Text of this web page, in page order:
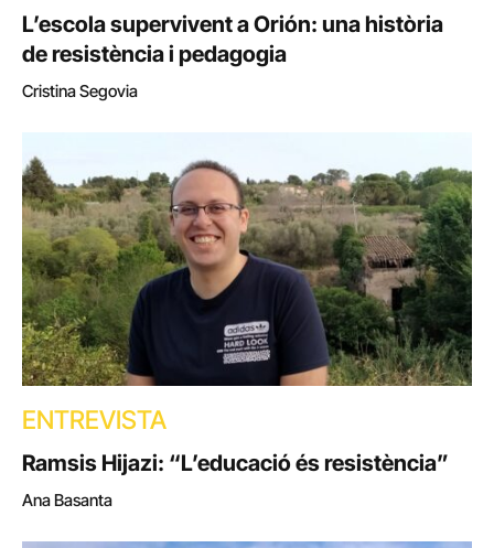
L’escola supervivent a Orión: una història
de resistència i pedagogia
Cristina Segovia
ENTREVISTA
Ramsis Hijazi: “L’educació és resistència”
Ana Basanta